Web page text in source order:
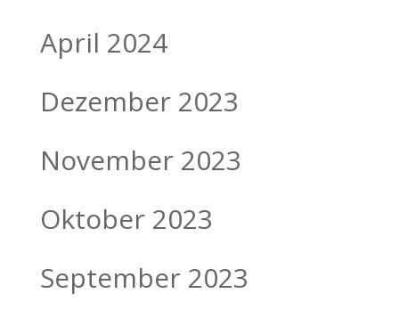
April 2024
Dezember 2023
November 2023
Oktober 2023
September 2023